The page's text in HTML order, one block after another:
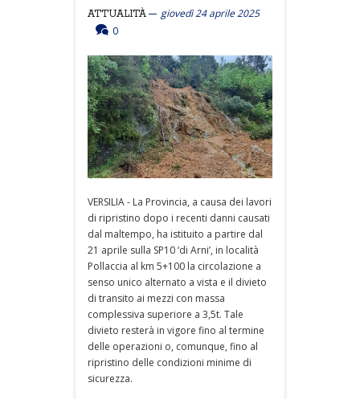
ATTUALITÀ
giovedì 24 aprile 2025
0
VERSILIA - La Provincia, a causa dei lavori
di ripristino dopo i recenti danni causati
dal maltempo, ha istituito a partire dal
21 aprile sulla SP10 ‘di Arni’, in località
Pollaccia al km 5+100 la circolazione a
senso unico alternato a vista e il divieto
di transito ai mezzi con massa
complessiva superiore a 3,5t. Tale
divieto resterà in vigore fino al termine
delle operazioni o, comunque, fino al
ripristino delle condizioni minime di
sicurezza.